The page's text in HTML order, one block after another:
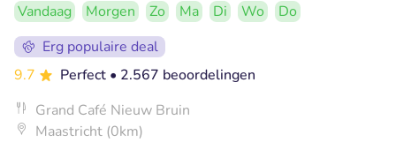
Vandaag Morgen Zo Ma Di Wo
Do
Erg populaire deal
9.7
Perfect • 2.567 beoordelingen
Grand Café Nieuw Bruin
Maastricht (0km)